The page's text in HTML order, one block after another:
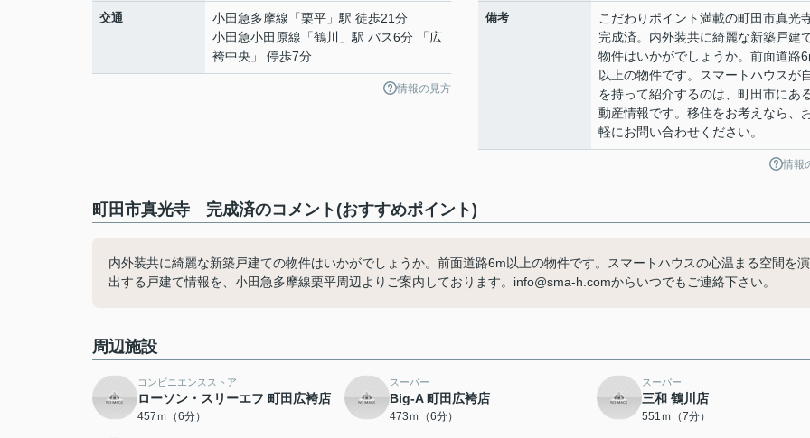
交通 小田急多摩線 「栗平 」駅 徒歩21分
小田急小田原線 「鶴川
」駅 バス6分 「広
袴中央」 停歩7分
情報の見方
備考
こだわりポイント満載の町田市真光
完成済。内外装共に綺麗な新築戸建
物件はいかがでしょうか。前面道路
以上の物件です。スマートハウスが
を持って紹介するのは、町田市にあ
動産情報です。移住をお考えなら、
軽にお問い合わせください。
情報
町田市真光寺 完成済のコメント(おすすめポイント)
内外装共に綺麗な新築戸建ての物件はいかがでしょうか。前面道路6m以上の物件です。スマートハウスの心温まる空間を演
出する戸建て情報を、小田急多摩線栗平周辺よりご案内しております。info@sma-h.comからいつでもご連絡下さい。
周辺施設
コンビニエンスストア
ローソン・スリーエフ 町田広袴店
457ｍ（6分）
スーパー
Big-A 町田広袴店
473ｍ（6分）
スーパー
三和 鶴川店
551ｍ（7分）